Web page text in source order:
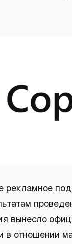
рекламное
вынесло
в отношении